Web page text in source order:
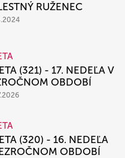
RUŽENEC
(321) - 17. NEDEĽA V
OBDOBÍ
(320) - 16. NEDEĽA
OBDOBÍ